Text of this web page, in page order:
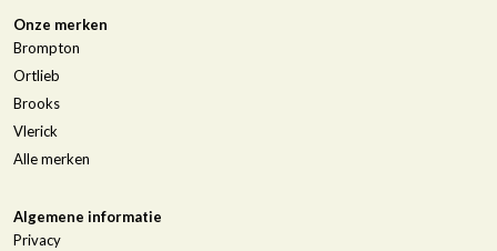
Onze merken
Brompton
Ortlieb
Brooks
Vlerick
Alle merken
Algemene informatie
Privacy